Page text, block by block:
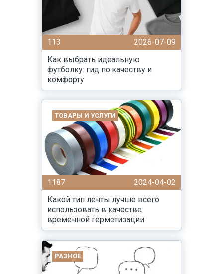
113
2026-07-09
Как выбрать идеальную
футболку: гид по качеству и
комфорту
ТОВАРЫ И УСЛУГИ
1187
2024-04-02
Какой тип ленты лучше всего
использовать в качестве
временной герметизации
РАЗНОЕ